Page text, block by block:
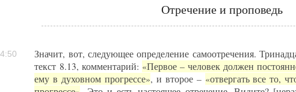
Отречение и проповедь
Значит, вот, следующее определение самоотречения.
текст 8.13, комментарий: «Первое – человек должен
ему в духовном прогрессе», и второе – «отвергать все то,